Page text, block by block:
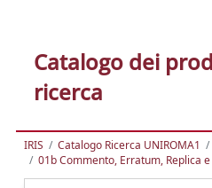
Catalogo dei
ricerca
IRIS Catalogo Ricerca UNIROMA1
01b Commento, Erratum, Replica